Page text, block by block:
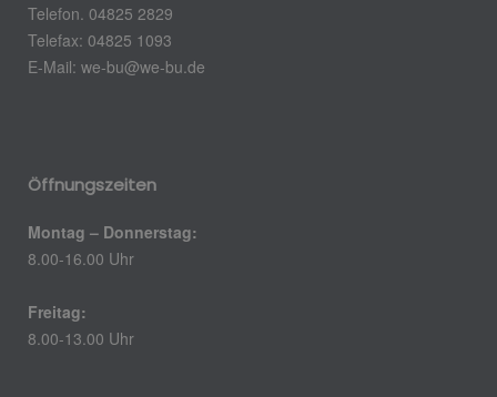
Telefon. 04825 2829
Telefax: 04825 1093
E-Mail: we-bu@we-bu.de
Öffnungszeiten
Montag – Donnerstag:
8.00-16.00 Uhr
Freitag:
8.00-13.00 Uhr